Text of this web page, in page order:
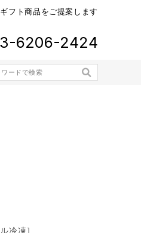
フト商品をご提案します
6206-2424
冷凍］